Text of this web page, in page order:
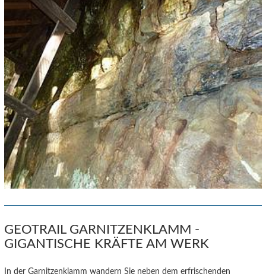
GEOTRAIL GARNITZENKLAMM -
GIGANTISCHE KRÄFTE AM WERK
In der Garnitzenklamm wandern Sie neben dem erfrischenden